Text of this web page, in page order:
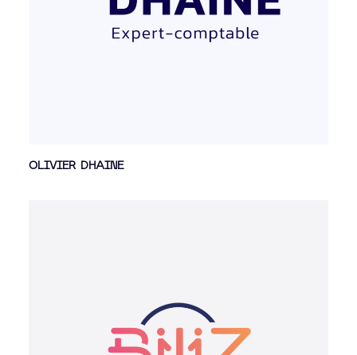
OLIVIER DHAINE